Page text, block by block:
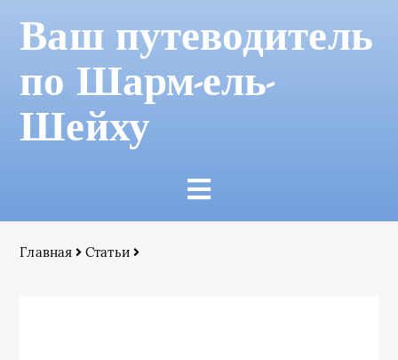
Ваш путеводитель
по Шарм-ель-
Шейху
Главная Статьи